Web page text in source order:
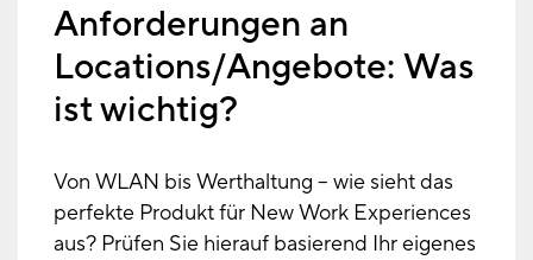
Anforderungen an
Locations/Angebote: Was
ist wichtig?
Von WLAN bis Werthaltung – wie sieht das
perfekte Produkt für New Work Experiences
aus? Prüfen Sie hierauf basierend Ihr eigenes